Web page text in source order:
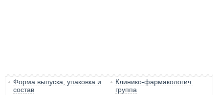
Форма выпуска, упаковка и
состав
Клинико-фармакологич.
группа